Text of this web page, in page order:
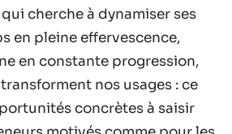
cherche à dynamiser ses
en pleine effervescence,
en constante progression,
nos usages : ce
concrètes à saisir